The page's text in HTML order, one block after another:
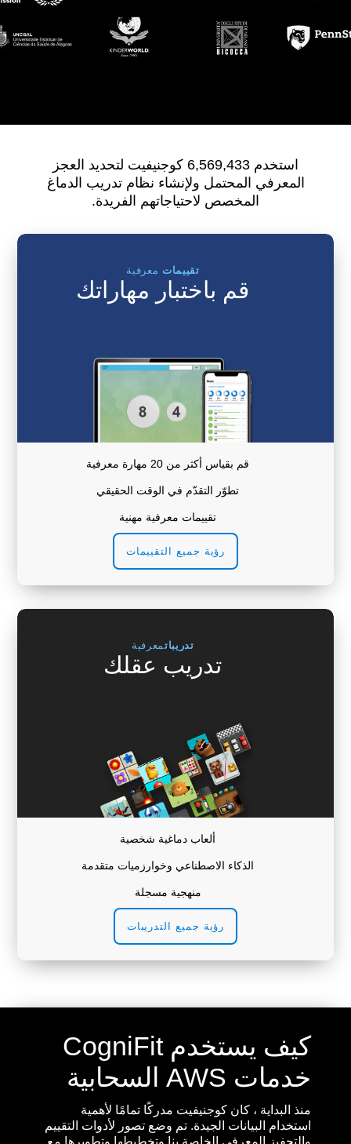
استخدم 6,569,433 كوجنيفيت لتحديد العجز
المعرفي المحتمل ولإنشاء نظام تدريب الدماغ
المخصص لاحتياجاتهم الفريدة.
تقييمات معرفية
قم باختبار مهاراتك
رؤية جميع التقييمات
قم بقياس أكثر من 20 مهارة معرفية
تطوّر التقدّم في الوقت الحقيقي
تقييمات معرفية مهنية
تدريباتمعرفية
تدريب عقلك
رؤية جميع التدريبات
ألعاب دماغية شخصية
الذكاء الاصطناعي وخوارزميات متقدمة
منهجية مسجلة
كيف يستخدم CogniFit
خدمات AWS السحابية
منذ البداية ، كان كوجنيفيت مدركًا تمامًا لأهمية
استخدام البيانات الجيدة. تم وضع تصور لأدوات التقييم
والتحفيز المعرفي الخاصة بنا وتخطيطها وتطويرها مع